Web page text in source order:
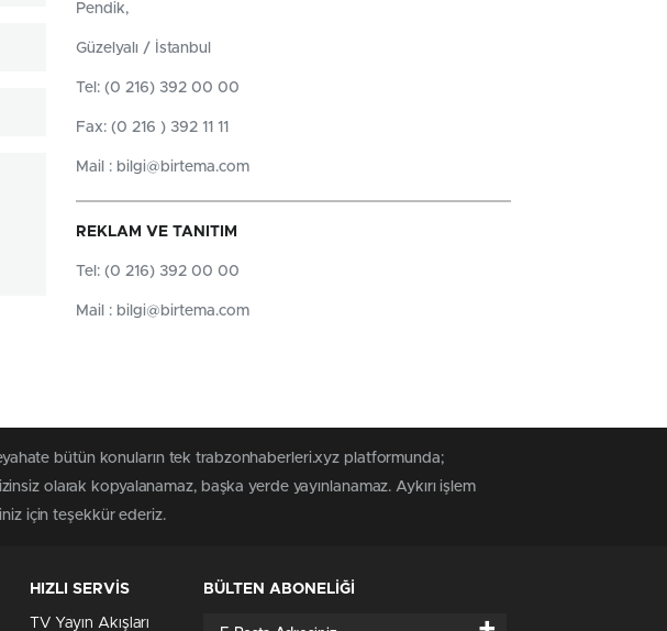
Pendik,
Güzelyalı / İstanbul
Tel: (0 216) 392 00 00
Fax: (0 216 ) 392 11 11
Mail : bilgi@birtema.com
REKLAM VE TANITIM
Tel: (0 216) 392 00 00
Mail : bilgi@birtema.com
bütün konuların tek trabzonhaberleri.xyz platformunda;
olarak kopyalanamaz, başka yerde yayınlanamaz. Aykırı işlem
için teşekkür ederiz.
HIZLI SERVİS
TV Yayın Akışları
BÜLTEN ABONELİĞİ